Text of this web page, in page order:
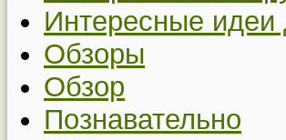
Интересные идеи
Обзоры
Обзор
Познавательно